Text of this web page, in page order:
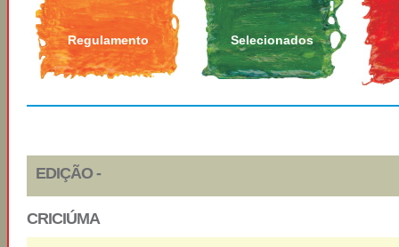
Regulamento Selecionados
EDIÇÃO -
CRICIÚMA